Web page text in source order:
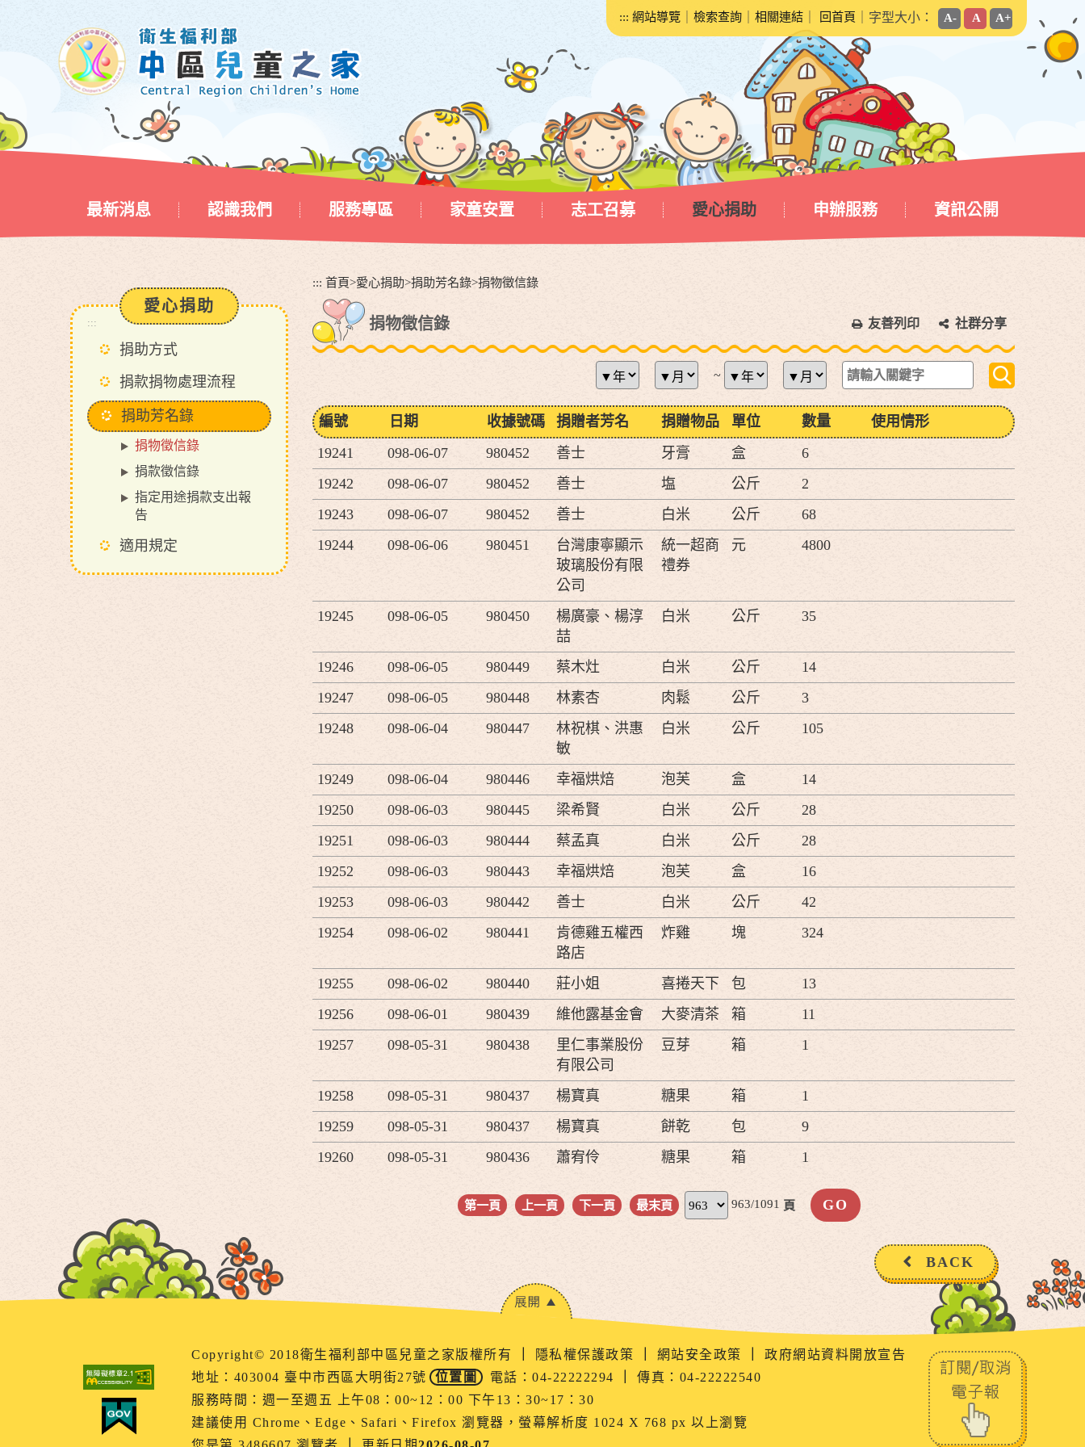
區
塊
::: 網站導覽 檢索查詢 相關連結 回首頁 ｜字型大小： A- A A+
最新消息 認識我們 服務專區 家童安置 志工召募 愛心捐助 申辦服務 資訊公開
:::
愛心捐助
捐助方式
捐款捐物處理流程
捐助芳名錄
捐物徵信錄
捐款徵信錄
指定用途捐款支出報
告
適用規定
::: 首頁>愛心捐助>捐助芳名錄>捐物徵信錄
捐物徵信錄 友善列印 社群分享
~
編號 日期 收據號碼 捐贈者芳名 捐贈物品 單位 數量
使用情形
19241
098-06-07 980452 善士 牙膏 盒
6
19242
098-06-07 980452 善士 塩 公斤
2
19243
098-06-07 980452 善士 白米 公斤
68
19244
098-06-06 980451
台灣康寧顯示
玻璃股份有限
公司
統一超商
禮券
元 4800
19245 098-06-05 980450
楊廣豪、楊淳
喆
白米 公斤 35
19246 098-06-05 980449 蔡木灶 白米 公斤
14
19247
098-06-05 980448 林素杏 肉鬆 公斤
3
19248
098-06-04 980447
林祝棋、洪惠
敏
白米 公斤 105
19249 098-06-04 980446 幸福烘焙 泡芙 盒
14
19250
098-06-03 980445 梁希賢 白米 公斤
28
19251
098-06-03 980444 蔡孟真 白米 公斤
28
19252
098-06-03 980443 幸福烘焙 泡芙 盒
16
19253
098-06-03 980442 善士 白米 公斤
42
19254
098-06-02 980441
肯德雞五權西
路店
炸雞 塊 324
19255 098-06-02 980440 莊小姐 喜捲天下 包
13
19256
098-06-01 980439 維他露基金會 大麥清茶 箱
11
19257
098-05-31 980438
里仁事業股份
有限公司
豆芽 箱 1
19258 098-05-31 980437 楊寶真 糖果 箱
1
19259
098-05-31 980437 楊寶真 餅乾 包
9
19260
098-05-31 980436 蕭宥伶 糖果 箱 1
第一頁 上一頁 下一頁 最末頁 963/1091 頁
BACK
Copyright© 2018衛生福利部中區兒童之家版權所有 隱私權保護政策 網站安全政策
政府網站資料開放宣告
地址：403004 臺中市西區大明街27號
位置圖 電話：04-22222294
傳真：04-22222540
服務時間：週一至週五 上午08：00~12：00 下午13：30~17：30
建議使用 Chrome、Edge、Safari、Firefox 瀏覽器，螢幕解析度 1024 X 768 px 以上瀏覽